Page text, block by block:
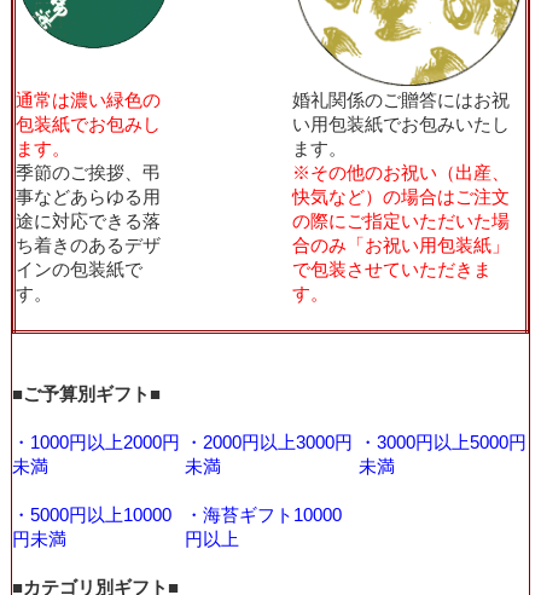
通常は濃い緑色の
包装紙でお包みし
ます。
季節のご挨拶、弔
事などあらゆる用
途に対応できる落
ち着きのあるデザ
インの包装紙で
す。
婚礼関係のご贈答にはお祝
い用包装紙でお包みいたし
ます。
※その他のお祝い（出産、
快気など）の場合はご注文
の際にご指定いただいた場
合のみ「お祝い用包装紙」
で包装させていただきま
す。
■ご予算別ギフト■
・1000円以上2000円
未満
・2000円以上3000円
未満
・3000円以上5000円
未満
・5000円以上10000
円未満
・海苔ギフト10000
円以上
■カテゴリ別ギフト■